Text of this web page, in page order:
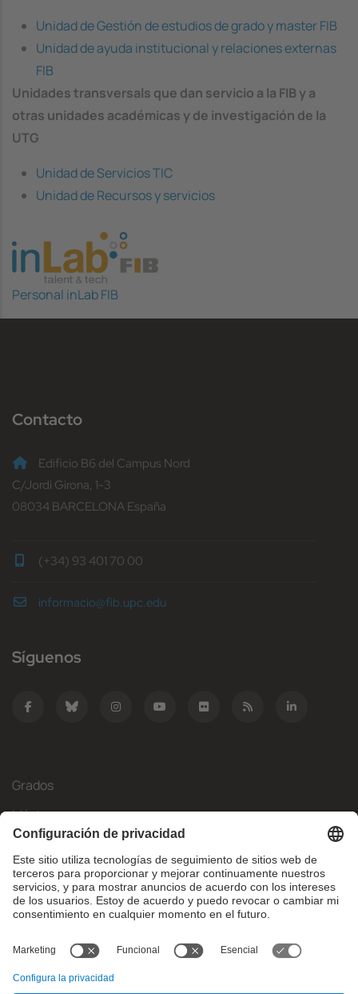
Unidad de Gestión de estudios de grado y master FIB
Unidad de ayuda institucional y relaciones externas
FIB
Unidades transversals que dan servicio a la FIB y a
otras unidades académicas y de investigación de la
UTG
Unidad de Servicios TIC
Unidad de Recursos y servicios
Image
Personal inLab FIB
Contacto
Edificio B6 del Campus Nord
C/Jordi Girona, 1-3
08034 BARCELONA España
(+34) 93 401 70 00
informacio@fib.upc.edu
Síguenos
Grados
Másteres
Movilidad Internacional
Investigación
Empresa
¿Qué necesitas?